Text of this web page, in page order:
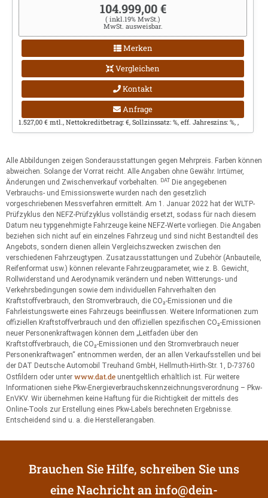
104.999,00 €
( inkl.19% MwSt.)
MwSt. ausweisbar.
Merken
Vergleichen
Kontakt
Anfrage
1.527,00 € mtl., Nettokreditbetrag: €, Sollzinssatz: %, eff. Jahreszins: %, ,
Alle Abbildungen zeigen Sonderausstattungen gegen Mehrpreis. Farben können
abweichen. Solange der Vorrat reicht. Alle Angaben ohne Gewähr. Irrtümer,
Änderungen und Zwischenverkauf vorbehalten. DAT Die angegebenen
Verbrauchs- und Emissionswerte wurden nach den gesetzlich
vorgeschriebenen Messverfahren ermittelt. Am 1. Januar 2022 hat der WLTP-
Prüfzyklus den NEFZ-Prüfzyklus vollständig ersetzt, sodass für nach diesem
Datum neu typgenehmigte Fahrzeuge keine NEFZ-Werte vorliegen. Die Angaben
beziehen sich nicht auf ein einzelnes Fahrzeug und sind nicht Bestandteil des
Angebots, sondern dienen allein Vergleichszwecken zwischen den
verschiedenen Fahrzeugtypen. Zusatzausstattungen und Zubehör (Anbauteile,
Reifenformat usw.) können relevante Fahrzeugparameter, wie z. B. Gewicht,
Rollwiderstand und Aerodynamik verändern und neben Witterungs- und
Verkehrsbedingungen sowie dem individuellen Fahrverhalten den
Kraftstoffverbrauch, den Stromverbrauch, die CO₂-Emissionen und die
Fahrleistungswerte eines Fahrzeugs beeinflussen. Weitere Informationen zum
offiziellen Kraftstoffverbrauch und den offiziellen spezifischen CO₂-Emissionen
neuer Personenkraftwagen können dem „Leitfaden über den
Kraftstoffverbrauch, die CO₂-Emissionen und den Stromverbrauch neuer
Personenkraftwagen“ entnommen werden, der an allen Verkaufsstellen und bei
der DAT Deutsche Automobil Treuhand GmbH, Hellmuth-Hirth-Str. 1, D-73760
Ostfildern oder unter www.dat.de unentgeltlich erhältlich ist. Für weitere
Informationen siehe Pkw-Energieverbrauchskennzeichnungsverordnung – Pkw-
EnVKV. Wir übernehmen keine Haftung für die Richtigkeit der mittels des
Online-Tools zur Erstellung eines Pkw-Labels berechneten Ergebnisse.
Entscheidend sind u. a. die Herstellerangaben.
Brauchen Sie Hilfe, schreiben Sie uns
eine Nachricht aninfo@dein-